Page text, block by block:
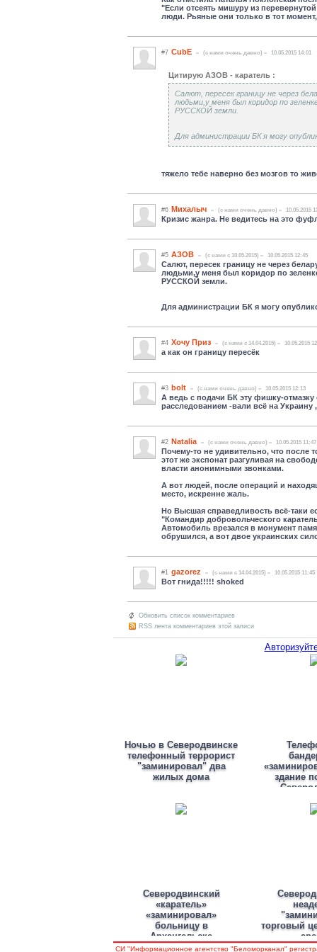
"Если отсеять мишуру из
люди. Рьяные они только в тот
#7 CubE (c нами очень давно) 10.05.2015 14:01
Цитирую АЗОВ - каратель :
Салют, пересек границу не через
людьми,у меня был коридор по
РУССКОЙ земли.
Для администрации БК я могу
тяжело тебе наверно без мозгов то
#6 Михалыч (c нами очень давно) 10.05.2015
Кризис жанра. Не ведитесь на это
#5 АЗОВ (c нами с 10.05.2015) 10.05.2015 12:45
Салют, пересек границу не через
людьми,у меня был коридор по
РУССКОЙ земли.
Для администрации БК я могу
#4 Хочу Приз (c нами с 14.04.2015) 10.05.2015
а как он границу пересёк
#3 bolt (c нами очень давно) 10.05.2015 12:13
А ведь с подачи БК эту фишку-
расследованием -вали всё на
#2 Natalia (c нами очень давно) 10.05.2015 11:47
Почему-то не удивительно, что после
этот же экспонат разгуливая на
власти анонимными звонками.
А вот людей, после операций и
место, искренне жаль.
Но Высшая справедливость всё-таки
"Командир добровольческого
Автомобиль врезался в монумент
обрушился, а вот двое украинских
#1 gazorez (c нами с 14.04.2015) 10.05.2015 11:45
Вот гнида!!!!! shoked
Обновить список комментариев
RSS лента комментариев этой записи
Ночью в Северодвинске
телефонный террорист
"заминировал" два
жилых дома
здание
Северодвинский
«каратель»
«заминировал»
больницу в
Архангельске
торговый
СИ "Информационное агентство "Беломорканал"